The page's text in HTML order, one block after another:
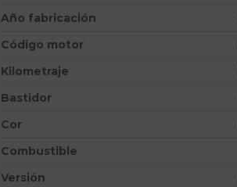
Año fabricación
Código motor
Kilometraje
Bastidor
Cor
Combustible
Versión